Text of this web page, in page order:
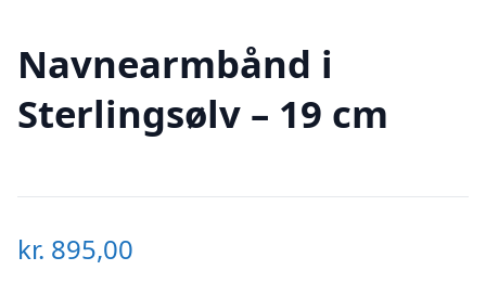
Navnearmbånd i
Sterlingsølv – 19 cm
kr. 895,00